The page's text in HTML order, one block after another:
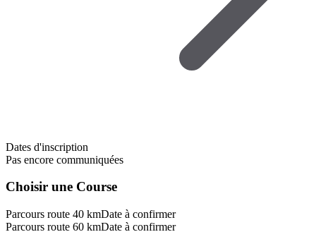
Dates d'inscription
Pas encore communiquées
Choisir une Course
Parcours route 40 kmDate à confirmer
Parcours route 60 kmDate à confirmer